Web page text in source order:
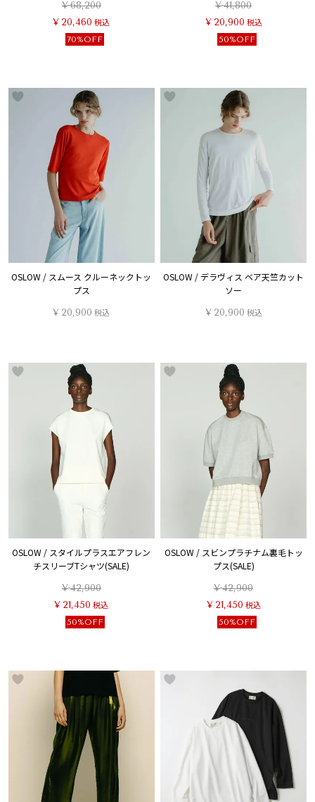
¥68,200
¥ 20,460 税込
70%OFF
¥41,800
¥ 20,900 税込
50%OFF
OSLOW / スムース クルーネックトッ
プス
¥ 20,900 税込
OSLOW / デラヴィス ベア天竺カット
ソー
¥ 20,900 税込
OSLOW / スタイルプラスエアフレン
チスリーブTシャツ(SALE)
¥42,900
¥ 21,450 税込
50%OFF
OSLOW / スビンプラチナム裏毛トッ
プス(SALE)
¥42,900
¥ 21,450 税込
50%OFF